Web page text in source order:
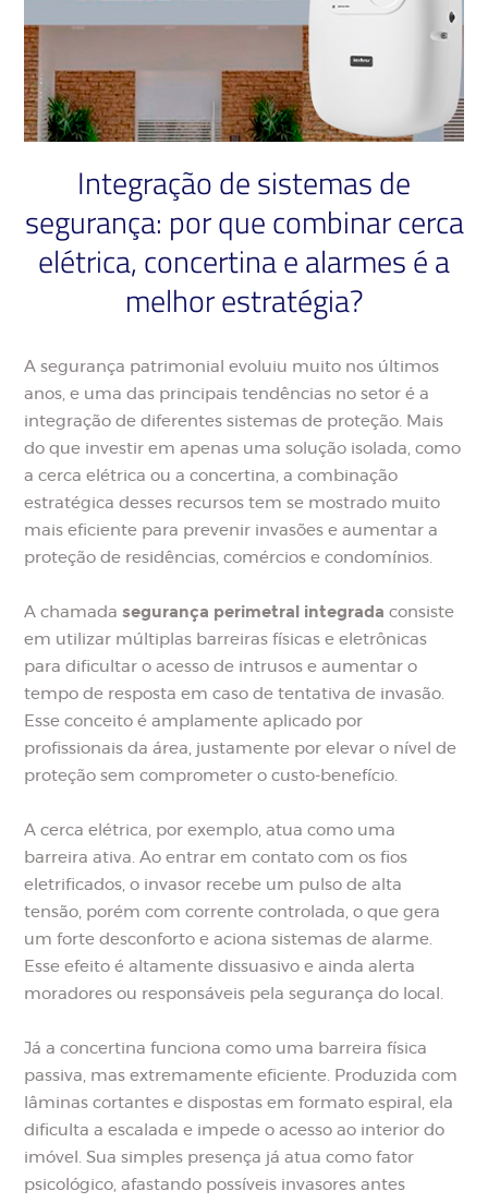
Integração de sistemas de
segurança: por que combinar cerca
elétrica, concertina e alarmes é a
melhor estratégia?
A segurança patrimonial evoluiu muito nos últimos
anos, e uma das principais tendências no setor é a
integração de diferentes sistemas de proteção. Mais
do que investir em apenas uma solução isolada, como
a cerca elétrica ou a concertina, a combinação
estratégica desses recursos tem se mostrado muito
mais eficiente para prevenir invasões e aumentar a
proteção de residências, comércios e condomínios.
A chamadasegurança perimetral integrada consiste
em utilizar múltiplas barreiras físicas e eletrônicas
para dificultar o acesso de intrusos e aumentar o
tempo de resposta em caso de tentativa de invasão.
Esse conceito é amplamente aplicado por
profissionais da área, justamente por elevar o nível de
proteção sem comprometer o custo-benefício.
A cerca elétrica, por exemplo, atua como uma
barreira ativa. Ao entrar em contato com os fios
eletrificados, o invasor recebe um pulso de alta
tensão, porém com corrente controlada, o que gera
um forte desconforto e aciona sistemas de alarme.
Esse efeito é altamente dissuasivo e ainda alerta
moradores ou responsáveis pela segurança do local.
Já a concertina funciona como uma barreira física
passiva, mas extremamente eficiente. Produzida com
lâminas cortantes e dispostas em formato espiral, ela
dificulta a escalada e impede o acesso ao interior do
imóvel. Sua simples presença já atua como fator
psicológico, afastando possíveis invasores antes